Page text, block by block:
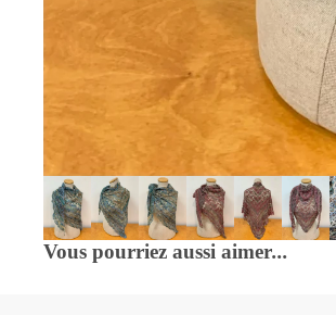
Vous pourriez aussi aimer...